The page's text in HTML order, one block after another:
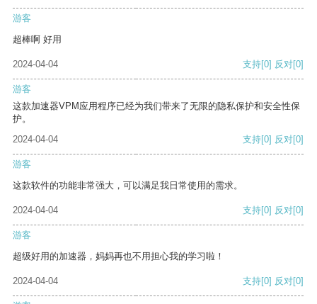
游客
超棒啊 好用
2024-04-04 支持[0] 反对[0]
游客
这款加速器VPM应用程序已经为我们带来了无限的隐私保护和安全性保
护。
2024-04-04
支持[0] 反对[0]
游客
这款软件的功能非常强大，可以满足我日常使用的需求。
2024-04-04 支持[0] 反对[0]
游客
超级好用的加速器，妈妈再也不用担心我的学习啦！
2024-04-04 支持[0] 反对[0]